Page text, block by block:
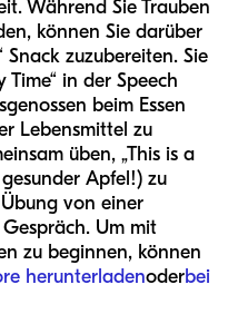
Während Sie Trauben
können Sie darüber
zuzubereiten. Sie
Time“ in der Speech
beim Essen
Lebensmittel zu
üben, „This is a
Apfel!) zu
von einer
Um mit
zu beginnen, können
herunterladenoderbei